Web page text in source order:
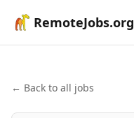
RemoteJobs.org
← Back to all jobs